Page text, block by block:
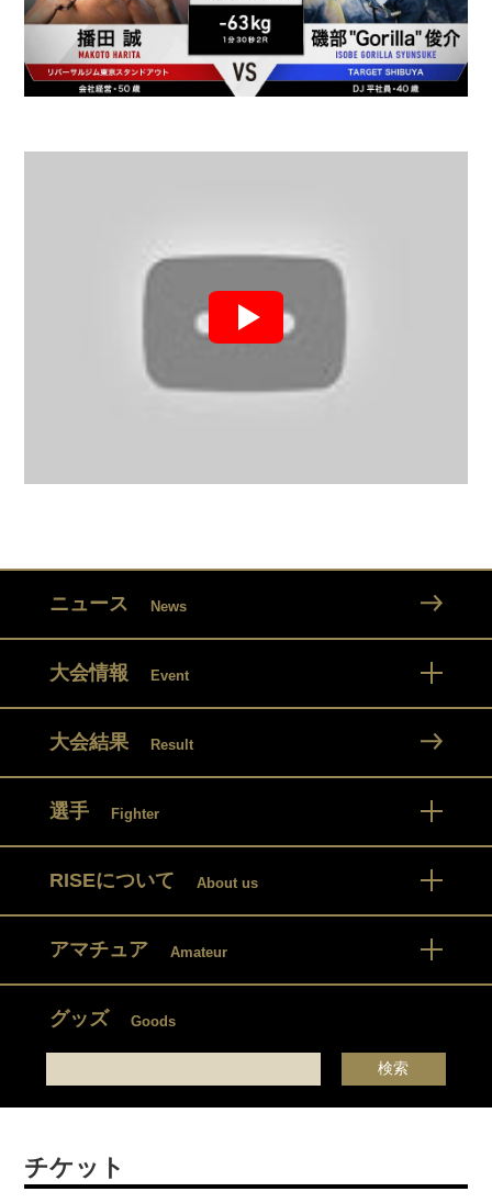
ニュース News
大会情報 Event
大会結果 Result
選手 Fighter
RISEについて About us
アマチュア Amateur
グッズ Goods
チケット